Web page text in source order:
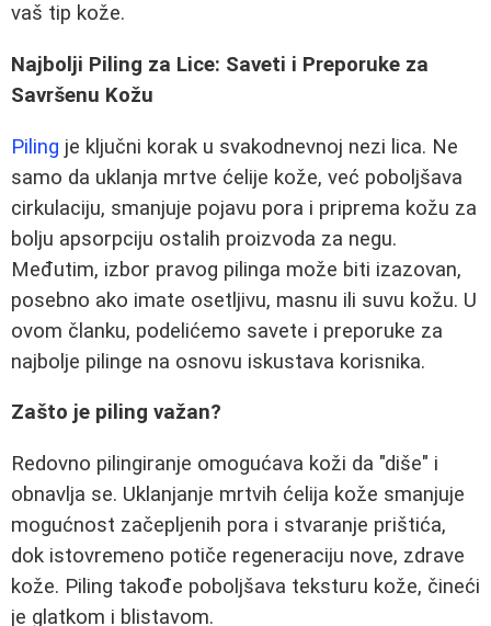
vaš tip kože.
Najbolji Piling za Lice: Saveti i Preporuke za
Savršenu Kožu
Piling je ključni korak u svakodnevnoj nezi lica. Ne
samo da uklanja mrtve ćelije kože, već poboljšava
cirkulaciju, smanjuje pojavu pora i priprema kožu za
bolju apsorpciju ostalih proizvoda za negu.
Međutim, izbor pravog pilinga može biti izazovan,
posebno ako imate osetljivu, masnu ili suvu kožu. U
ovom članku, podelićemo savete i preporuke za
najbolje pilinge na osnovu iskustava korisnika.
Zašto je piling važan?
Redovno pilingiranje omogućava koži da "diše" i
obnavlja se. Uklanjanje mrtvih ćelija kože smanjuje
mogućnost začepljenih pora i stvaranje prištića,
dok istovremeno potiče regeneraciju nove, zdrave
kože. Piling takođe poboljšava teksturu kože, čineći
je glatkom i blistavom.